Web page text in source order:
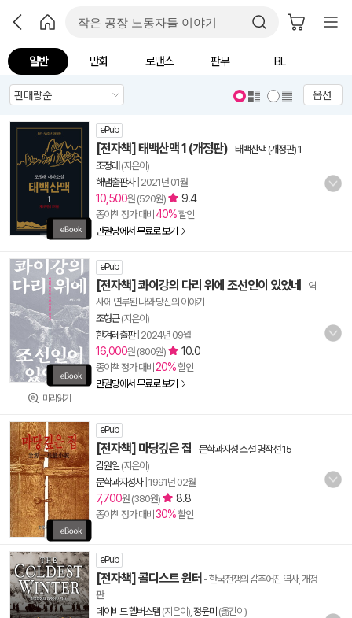
일반 만화 로맨스 판무 BL
옵션
ePub
[전자책] 태백산맥 1 (개정판) -태백산맥 (개정판) 1
조정래 (지은이)
해냄출판사| 2021년 01월
10,500원 (520원) 9.4
종이책 정가 대비 40%할인
만권당에서 무료로 보기
미리읽기
ePub
[전자책] 콰이강의 다리 위에 조선인이 있었네 - 역
사에 연루된 나와 당신의 이야기
조형근(지은이)
한겨레출판| 2024년 09월
16,000원 (800원) 10.0
종이책 정가 대비 20%할인
만권당에서 무료로 보기
ePub
[전자책] 마당깊은 집 -문학과지성 소설 명작선 15
김원일 (지은이)
문학과지성사| 1991년 02월
7,700원 (380원) 8.8
종이책 정가 대비 30%할인
ePub
[전자책] 콜디스트 윈터 - 한국전쟁의 감추어진 역사, 개정
판
데이비드 핼버스탬 (지은이), 정윤미 (옮긴이)